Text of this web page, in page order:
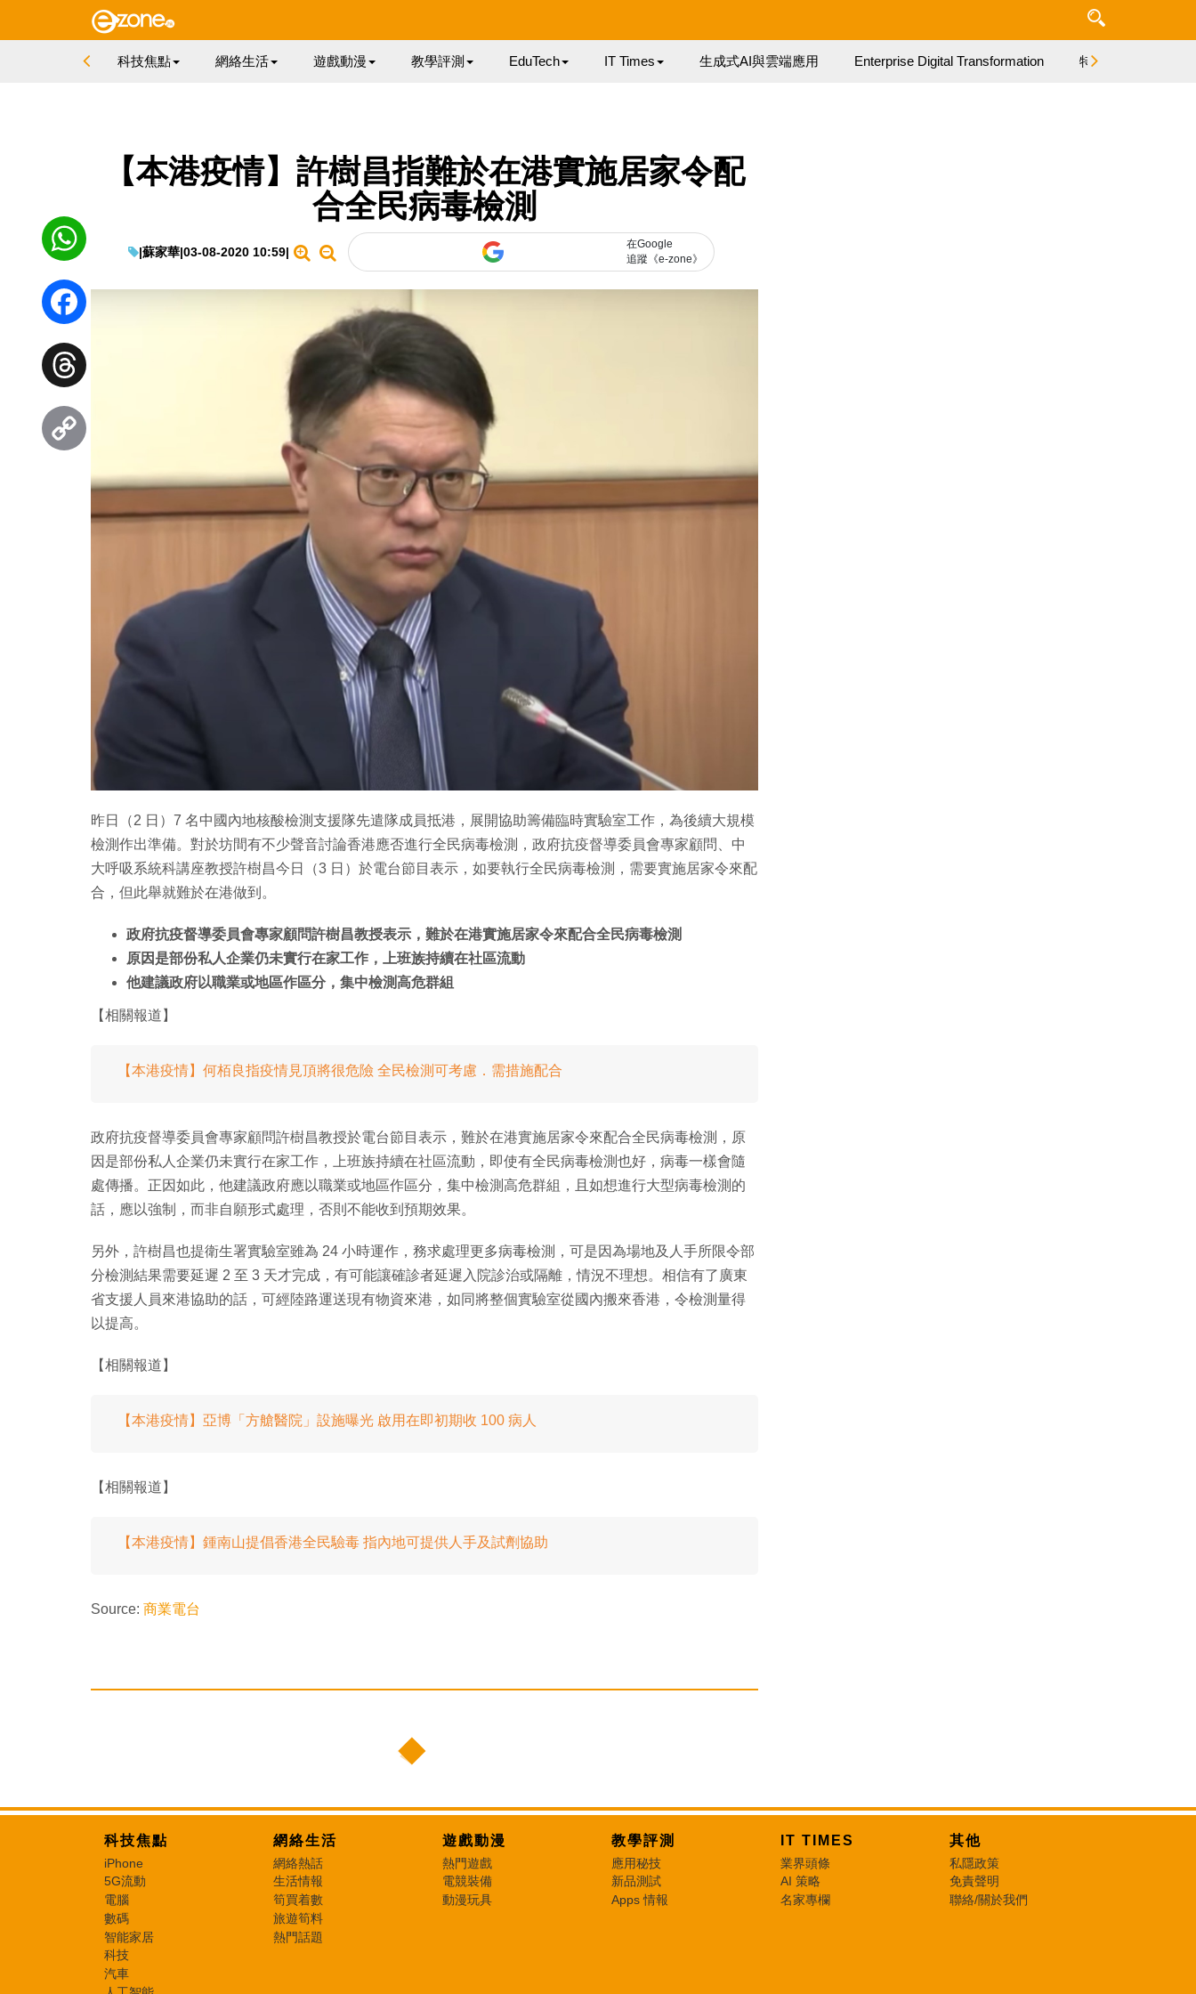
科技焦點 網絡生活 遊戲動漫 教學評測 EduTech IT Times 生成式AI與雲端應用 Enterprise Digital Transformation 特集
【本港疫情】許樹昌指難於在港實施居家令配
合全民病毒檢測
|蘇家華|03-08-2020 10:59|
在Google
追蹤《e-zone》
昨日（2 日）7 名中國內地核酸檢測支援隊先遣隊成員抵港，展開協助籌備臨時實驗室工作，為後續大規模
檢測作出準備。對於坊間有不少聲音討論香港應否進行全民病毒檢測，政府抗疫督導委員會專家顧問、中
大呼吸系統科講座教授許樹昌今日（3 日）於電台節目表示，如要執行全民病毒檢測，需要實施居家令來配
合，但此舉就難於在港做到。
政府抗疫督導委員會專家顧問許樹昌教授表示，難於在港實施居家令來配合全民病毒檢測
原因是部份私人企業仍未實行在家工作，上班族持續在社區流動
他建議政府以職業或地區作區分，集中檢測高危群組
【相關報道】
【本港疫情】何栢良指疫情見頂將很危險 全民檢測可考慮．需措施配合
政府抗疫督導委員會專家顧問許樹昌教授於電台節目表示，難於在港實施居家令來配合全民病毒檢測，原
因是部份私人企業仍未實行在家工作，上班族持續在社區流動，即使有全民病毒檢測也好，病毒一樣會隨
處傳播。正因如此，他建議政府應以職業或地區作區分，集中檢測高危群組，且如想進行大型病毒檢測的
話，應以強制，而非自願形式處理，否則不能收到預期效果。
另外，許樹昌也提衛生署實驗室雖為 24 小時運作，務求處理更多病毒檢測，可是因為場地及人手所限令部
分檢測結果需要延遲 2 至 3 天才完成，有可能讓確診者延遲入院診治或隔離，情況不理想。相信有了廣東
省支援人員來港協助的話，可經陸路運送現有物資來港，如同將整個實驗室從國內搬來香港，令檢測量得
以提高。
【相關報道】
【本港疫情】亞博「方艙醫院」設施曝光 啟用在即初期收 100 病人
【相關報道】
【本港疫情】鍾南山提倡香港全民驗毒 指內地可提供人手及試劑協助
Source: 商業電台
WhatsApp
Facebook
Threads
Copy
科技焦點
iPhone
5G流動
電腦
數碼
智能家居
科技
汽車
網絡生活
網絡熱話
生活情報
筍買着數
旅遊筍料
熱門話題
遊戲動漫
熱門遊戲
電競裝備
動漫玩具
教學評測
應用秘技
新品測試
Apps 情報
IT TIMES
業界頭條
AI 策略
名家專欄
其他
私隱政策
免責聲明
聯絡/關於我們